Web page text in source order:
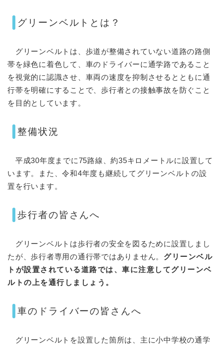
グリーンベルトとは？
グリーンベルトは、歩道が整備されていない道路の路側
帯を緑色に着色して、車のドライバーに通学路であること
を視覚的に認識させ、車両の速度を抑制させるとともに通
行帯を明確にすることで、歩行者との接触事故を防ぐこと
を目的としています。
整備状況
平成30年度までに75路線、約35キロメートルに設置して
います。また、令和4年度も継続してグリーンベルトの設
置を行います。
歩行者の皆さんへ
グリーンベルトは歩行者の安全を図るために設置しまし
たが、歩行者専用の通行帯ではありません。 グリーンベル
トが設置されている道路では、車に注意してグリーンベ
ルトの上を通行しましょう。
車のドライバーの皆さんへ
グリーンベルトを設置した箇所は、主に小中学校の通学